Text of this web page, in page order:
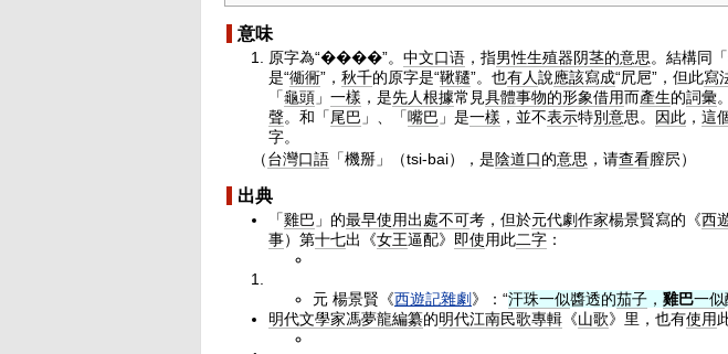
意味
原字為“����”。 中文口语 ，指男性生殖器阴茎的意思。結構同
是“衚衕”， 秋千的原字是“鞦韆”。也有人說應該寫成“凥㞎”，但此寫
「龜頭 」 一樣 ，是先人根據常見具體事物的形象借用而產生的詞彙
聲。和「尾巴 」、「嘴巴 」是一樣 ，並不表示特別意思。 因此 ， 這
字。
（台灣口語 「機掰」（tsi-bai），是陰道口的意思 ，请查看膣屄）
出典
「雞巴 」的最早使用出處不可考，但於元代劇作家楊景賢寫的《西
事）第十七出《女王逼配》 即使用此二字 ：
元 楊景賢《西遊記雜劇 》：“汗珠一似醬透的茄子 ， 雞巴一似
明代文學家馮夢龍編纂的明代江南民歌專輯 《山歌》里，也有使用